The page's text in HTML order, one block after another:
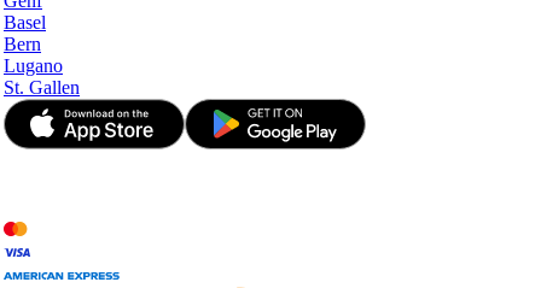
Basel
Bern
Lugano
St. Gallen